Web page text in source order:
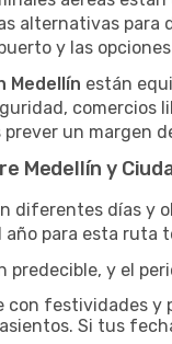
alternativas
y las
Medellín están
comercios
un margen
Medellín y
diferentes días y
para esta
y el
con festividades y
Si tus